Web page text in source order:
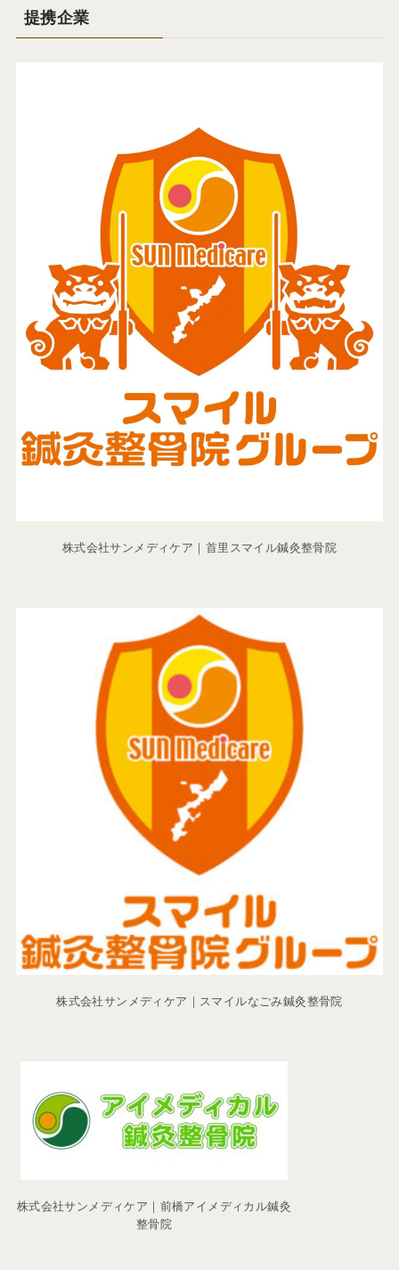
提携企業
株式会社サンメディケア｜首里スマイル鍼灸整骨院
株式会社サンメディケア｜スマイルなごみ鍼灸整骨院
株式会社サンメディケア｜前橋アイメディカル鍼灸
整骨院